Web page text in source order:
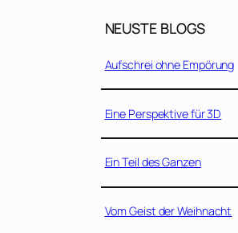
NEUSTE BLOGS
Aufschrei ohne Empörung
Eine Perspektive für 3D
Ein Teil des Ganzen
Vom Geist der Weihnacht